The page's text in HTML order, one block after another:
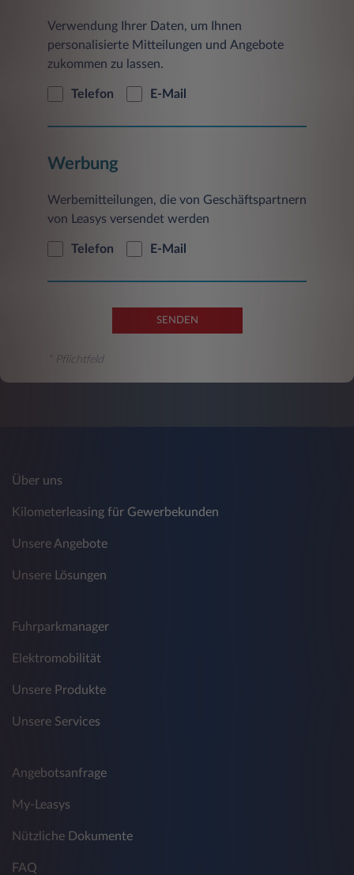
Verwendung Ihrer Daten, um Ihnen
personalisierte Mitteilungen und Angebote
zukommen zu lassen.
Telefon E-Mail
Werbung
Werbemitteilungen, die von Geschäftspartnern
von Leasys versendet werden
Telefon E-Mail
SENDEN
* Pflichtfeld
Über uns
Kilometerleasing für Gewerbekunden
Unsere Angebote
Unsere Lösungen
Fuhrparkmanager
Elektromobilität
Unsere Produkte
Unsere Services
Angebotsanfrage
My-Leasys
Nützliche Dokumente
FAQ